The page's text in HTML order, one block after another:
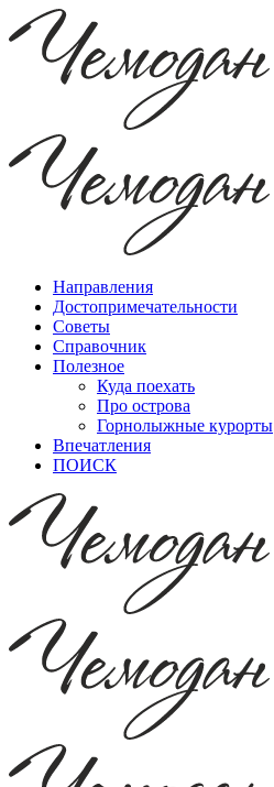
Направления
Достопримечательности
Советы
Справочник
Полезное
Куда поехать
Про острова
Горнолыжные курорты
Впечатления
ПОИСК